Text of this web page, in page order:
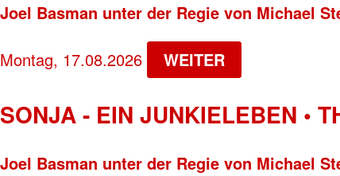
Joel Basman unter der Regie von Michael
Montag, 17.08.2026 WEITER
SONJA - EIN JUNKIELEBEN •
Joel Basman unter der Regie von Michael